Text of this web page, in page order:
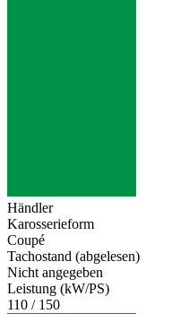
Händler
Karosserieform
Coupé
Tachostand (abgelesen)
Nicht angegeben
Leistung (kW/PS)
110 / 150